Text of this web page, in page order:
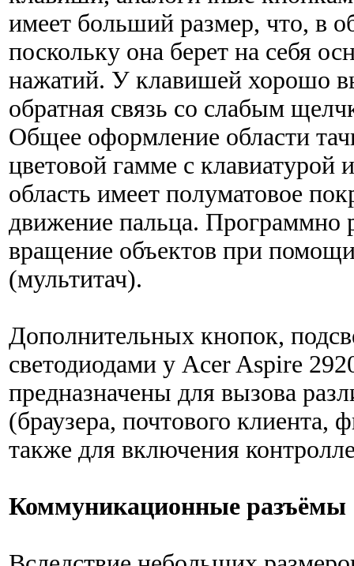
имеет больший размер, что, в
поскольку она берет на себя
нажатий. У клавишей хорошо
обратная связь со слабым
Общее оформление области
цветовой гамме с клавиатурой
область имеет полуматовое
движение пальца. Программно
вращение объектов при
(мультитач).
Дополнительных кнопок,
светодиодами у Acer Aspire
предназначены для вызова
(браузера, почтового клиента,
также для включения
Коммуникационные разъёмы